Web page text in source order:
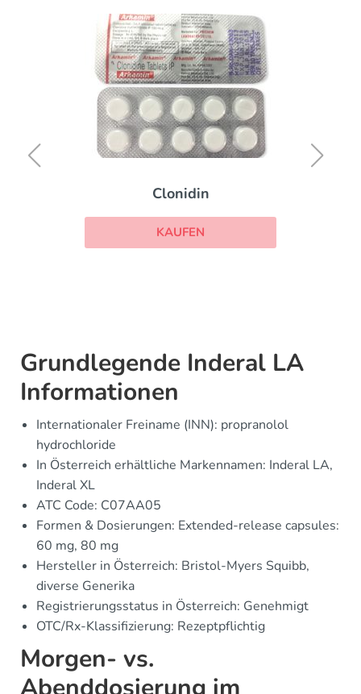
Clonidin
KAUFEN
Grundlegende Inderal LA
Informationen
Internationaler Freiname (INN): propranolol
hydrochloride
In Österreich erhältliche Markennamen: Inderal LA,
Inderal XL
ATC Code: C07AA05
Formen & Dosierungen: Extended-release capsules:
60 mg, 80 mg
Hersteller in Österreich: Bristol-Myers Squibb,
diverse Generika
Registrierungsstatus in Österreich: Genehmigt
OTC/Rx-Klassifizierung: Rezeptpflichtig
Morgen- vs.